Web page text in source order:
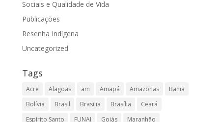
Sociais e Qualidade de Vida
Publicações
Resenha Indígena
Uncategorized
Tags
Acre Alagoas am Amapá Amazonas
Bahia
Bolívia
Brasil Brasilia Brasília
Ceará
Espírito Santo
FUNAI Goiás
Maranhão